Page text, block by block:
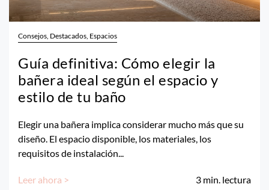
Consejos, Destacados, Espacios
Guía definitiva: Cómo elegir la
bañera ideal según el espacio y
estilo de tu baño
Elegir una bañera implica considerar mucho más que su
diseño. El espacio disponible, los materiales, los
requisitos de instalación...
Leer ahora > 3 min. lectura